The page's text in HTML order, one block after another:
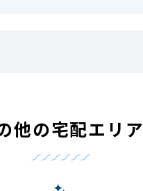
他の宅配エリア